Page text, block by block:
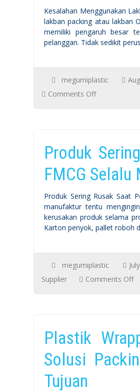
Kesalahan Menggunakan
lakban packing atau lakban
memiliki pengaruh besar
pelanggan. Tidak sedikit
megumiplastic
Comments Offon
Packing
Sering
Terjadi
di
Industri
Produk
FMCG
Produk Sering Rusak Saat
manufaktur tentu
kerusakan produk selama
Karton penyok, pallet roboh
megumiplastic
Supplier
Comments Offon
Plastik
Solusi
Tujuan